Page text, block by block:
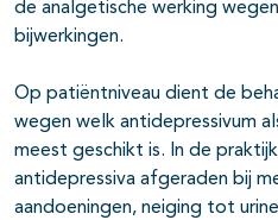
de analgetische werking
bijwerkingen.
Op patiëntniveau dient de
wegen welk antidepressivum
meest geschikt is. In de
antidepressiva afgeraden bij
aandoeningen, neiging tot